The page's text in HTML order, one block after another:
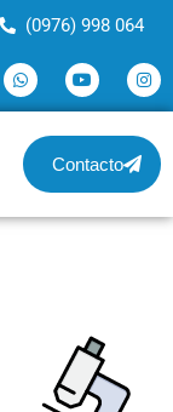
(0976) 998 064
Contacto